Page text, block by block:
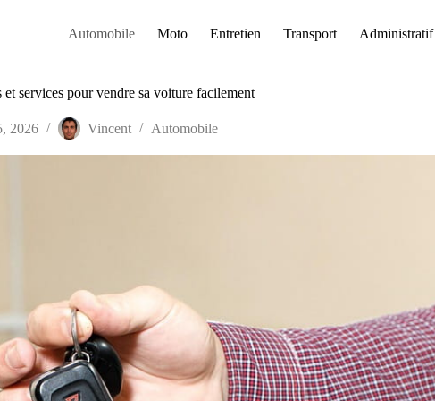
Automobile Moto Entretien Transport Administratif
services pour vendre sa voiture facilement
2026 Vincent Automobile